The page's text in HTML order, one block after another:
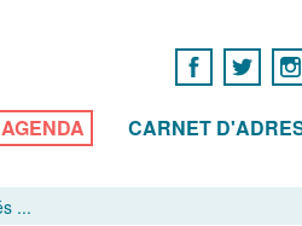
AGENDA CARNET